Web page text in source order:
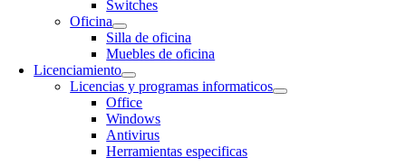
Switches
Oficina
Silla de oficina
Muebles de oficina
Licenciamiento
Licencias y programas informaticos
Office
Windows
Antivirus
Herramientas especificas